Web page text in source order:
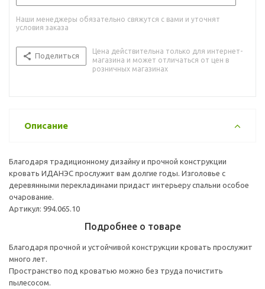
Наши менеджеры обязательно свяжутся с вами и уточнят
условия заказа
Поделиться
Цена действительна только для интернет-
магазина и может отличаться от цен в
розничных магазинах
Описание
Благодаря традиционному дизайну и прочной конструкции
кровать ИДАНЭС прослужит вам долгие годы. Изголовье с
деревянными перекладинами придаст интерьеру спальни особое
очарование.
Артикул: 994.065.10
Подробнее о товаре
Благодаря прочной и устойчивой конструкции кровать прослужит
много лет.
Пространство под кроватью можно без труда почистить
пылесосом.